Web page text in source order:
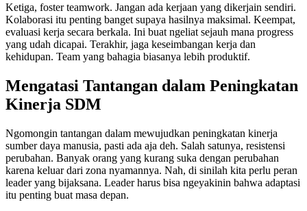
Ketiga, foster teamwork. Jangan ada kerjaan yang dikerjain sendiri.
Kolaborasi itu penting banget supaya hasilnya maksimal. Keempat,
evaluasi kerja secara berkala. Ini buat ngeliat sejauh mana progress
yang udah dicapai. Terakhir, jaga keseimbangan kerja dan
kehidupan. Team yang bahagia biasanya lebih produktif.
Mengatasi Tantangan dalam Peningkatan
Kinerja SDM
Ngomongin tantangan dalam mewujudkan peningkatan kinerja
sumber daya manusia, pasti ada aja deh. Salah satunya, resistensi
perubahan. Banyak orang yang kurang suka dengan perubahan
karena keluar dari zona nyamannya. Nah, di sinilah kita perlu peran
leader yang bijaksana. Leader harus bisa ngeyakinin bahwa adaptasi
itu penting buat masa depan.